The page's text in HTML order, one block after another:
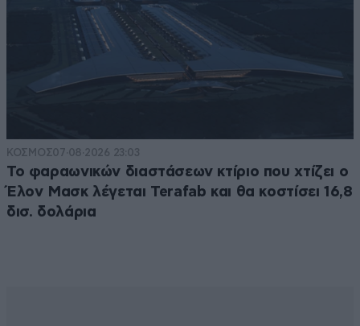
ΚΟΣΜΟΣ07·08·2026 23:03
Το φαραωνικών διαστάσεων κτίριο που χτίζει ο
Έλον Μασκ λέγεται Terafab και θα κοστίσει 16,8
δισ. δολάρια